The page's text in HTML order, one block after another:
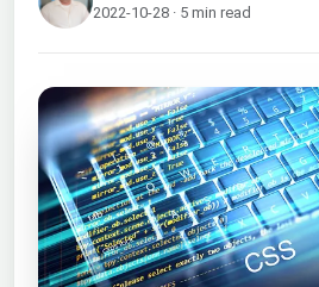
2022-10-28 · 5 min read